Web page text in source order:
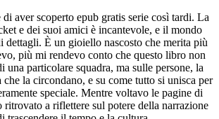
aver scoperto epub gratis serie così tardi. La
e dei suoi amici è incantevole, e il mondo
dettagli. È un gioiello nascosto che merita più
più mi rendevo conto che questo libro non
una particolare squadra, ma sulle persone, la
la circondano, e su come tutto si unisca per
speciale. Mentre voltavo le pagine di
ritrovato a riflettere sul potere della narrazione